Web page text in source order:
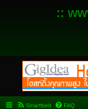
::
Smartfeed FAQ